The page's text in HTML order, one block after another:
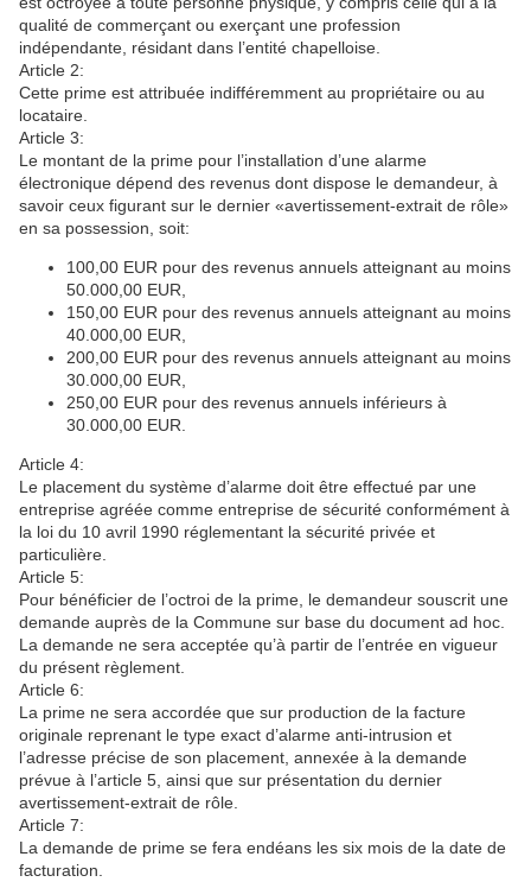
qualité de commerçant ou exerçant une profession
indépendante, résidant dans l’entité chapelloise.
Article 2:
Cette prime est attribuée indifféremment au propriétaire ou au
locataire.
Article 3:
Le montant de la prime pour l’installation d’une alarme
électronique dépend des revenus dont dispose le demandeur, à
savoir ceux figurant sur le dernier «avertissement-extrait de rôle»
en sa possession, soit:
100,00 EUR pour des revenus annuels atteignant au moins
50.000,00 EUR,
150,00 EUR pour des revenus annuels atteignant au moins
40.000,00 EUR,
200,00 EUR pour des revenus annuels atteignant au moins
30.000,00 EUR,
250,00 EUR pour des revenus annuels inférieurs à
30.000,00 EUR.
Article 4:
Le placement du système d’alarme doit être effectué par une
entreprise agréée comme entreprise de sécurité conformément à
la loi du 10 avril 1990 réglementant la sécurité privée et
particulière.
Article 5:
Pour bénéficier de l’octroi de la prime, le demandeur souscrit une
demande auprès de la Commune sur base du document ad hoc.
La demande ne sera acceptée qu’à partir de l’entrée en vigueur
du présent règlement.
Article 6:
La prime ne sera accordée que sur production de la facture
originale reprenant le type exact d’alarme anti-intrusion et
l’adresse précise de son placement, annexée à la demande
prévue à l’article 5, ainsi que sur présentation du dernier
avertissement-extrait de rôle.
Article 7:
La demande de prime se fera endéans les six mois de la date de
facturation.